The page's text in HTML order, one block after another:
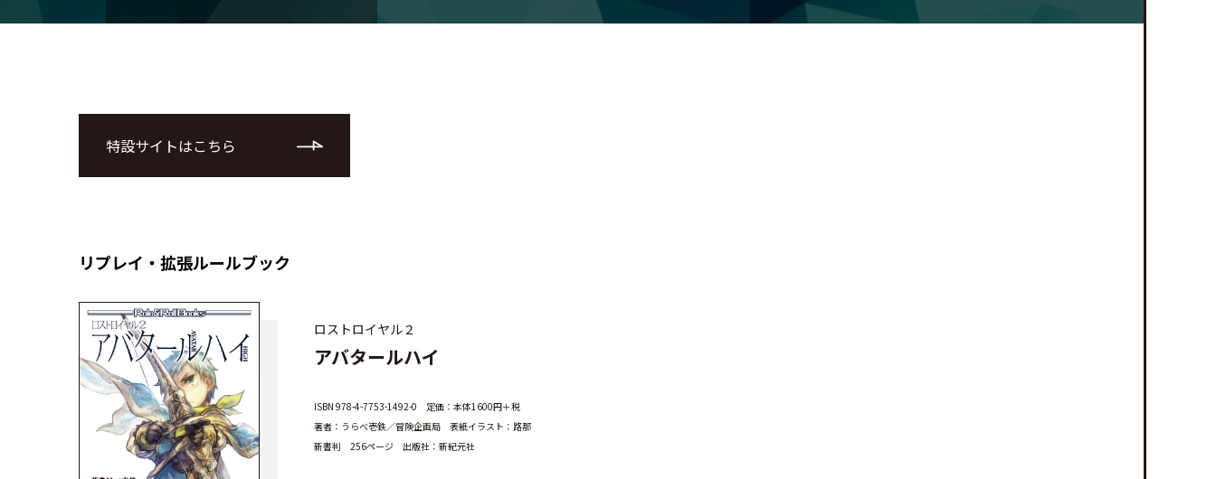
特設サイトはこちら
リプレイ・拡張ルールブック
ロストロイヤル２
アバタールハイ
ISBN 978-4-7753-1492-0 定価：本体1600円＋税
著者：うらべ壱鉄／冒険企画局 表紙イラスト：路那
新書判 256ページ 出版社：新紀元社